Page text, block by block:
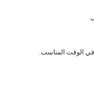
الوقت المناسب.